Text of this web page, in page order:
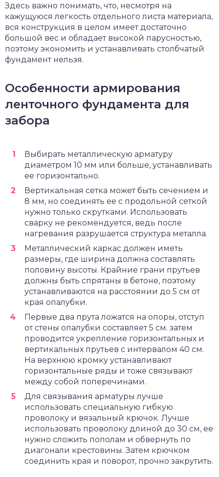
Здесь важно понимать, что, несмотря на
кажущуюся легкость отдельного листа материала,
вся конструкция в целом имеет достаточно
большой вес и обладает высокой парусностью,
поэтому экономить и устанавливать столбчатый
фундамент нельзя.
Особенности армирования
ленточного фундамента для
забора
Выбирать металлическую арматуру
диаметром 10 мм или больше, устанавливать
ее горизонтально.
Вертикальная сетка может быть сечением и
8 мм, но соединять ее с продольной сеткой
нужно только скрутками. Использовать
сварку не рекомендуется, ведь после
нагревания разрушается структура металла.
Металлический каркас должен иметь
размеры, где ширина должна составлять
половину высоты. Крайние грани прутьев
должны быть спрятаны в бетоне, поэтому
устанавливаются на расстоянии до 5 см от
края опалубки.
Первые два прута ложатся на опоры, отступ
от стены опалубки составляет 5 см. затем
проводится укрепление горизонтальных и
вертикальных прутьев с интервалом 40 см.
На верхнюю кромку устанавливают
горизонтальные ряды и тоже связывают
между собой поперечинами.
Для связывания арматуры лучше
использовать специальную гибкую
проволоку и вязальный крючок. Лучше
использовать проволоку длиной до 30 см, ее
нужно сложить пополам и обвернуть по
диагонали крестовины. Затем крючком
соединить края и поворот, прочно закрутить.